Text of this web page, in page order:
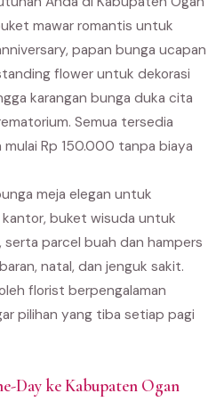
mawar romantis untuk
papan bunga ucapan
flower untuk dekorasi
karangan bunga duka cita
Semua tersedia
Rp 150.000 tanpa biaya
meja elegan untuk
buket wisuda untuk
serta parcel buah dan hampers
natal, dan jenguk sakit.
florist berpengalaman
pilihan yang tiba setiap pagi
Day ke Kabupaten Ogan